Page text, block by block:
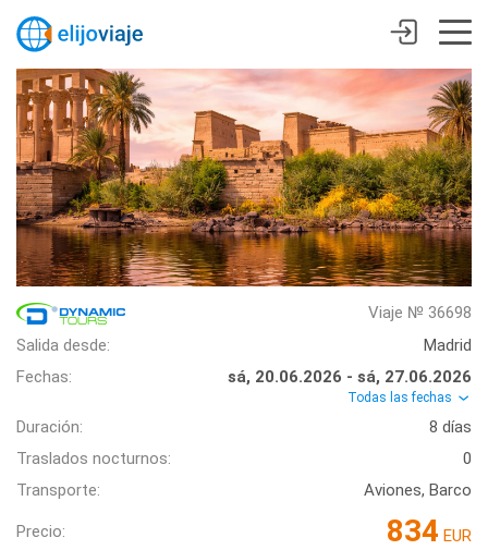
Viaje № 36698
Salida desde:
Madrid
Fechas:
sá, 20.06.2026 - sá, 27.06.2026
Todas las fechas
Duración:
8 días
Traslados nocturnos:
0
Transporte:
Aviones, Barco
Precio: 834 EUR